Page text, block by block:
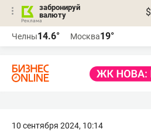
забронируй
валюту
$
Челны14.6° Москва19°
10 сентября 2024, 10:14